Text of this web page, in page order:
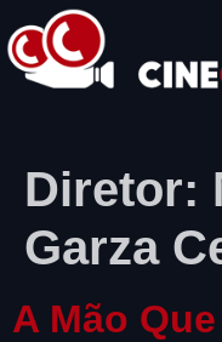
Diretor:
Garza
A Mão